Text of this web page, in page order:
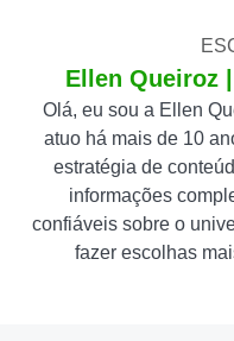
Ellen Queiroz
Olá, eu sou a Ellen
atuo há mais de 10
estratégia de
informações
confiáveis sobre o
fazer escolhas